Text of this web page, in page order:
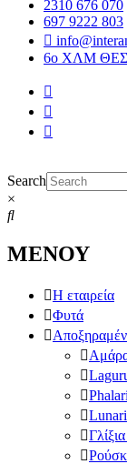
2310 676 070
697 9222 803
6ο ΧΛΜ
Search
×
ΜΕΝΟΥ
Η εταιρεία
Φυτά